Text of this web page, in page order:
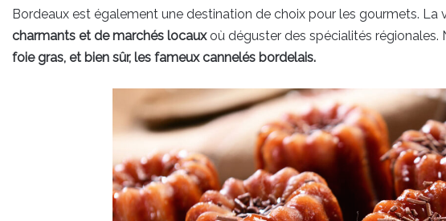
Bordeaux est également une destination de choix pour les gourmets. La
charmants et de marchés locauxoù déguster des spécialités régionales.
foie gras, et bien sûr, les fameux cannelés bordelais.